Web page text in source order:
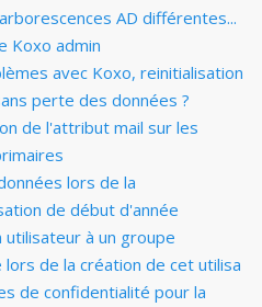
AD différentes...
Koxo admin
avec Koxo, reinitialisation
perte des données ?
de l'attribut mail sur les
lors de la
de début d'année
utilisateur à un groupe
lors de la création de cet utilisa
de confidentialité pour la